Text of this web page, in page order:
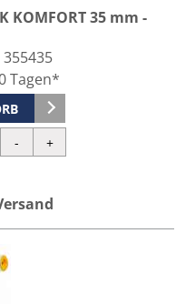
KOMFORT 35 mm -
355435
Tagen*